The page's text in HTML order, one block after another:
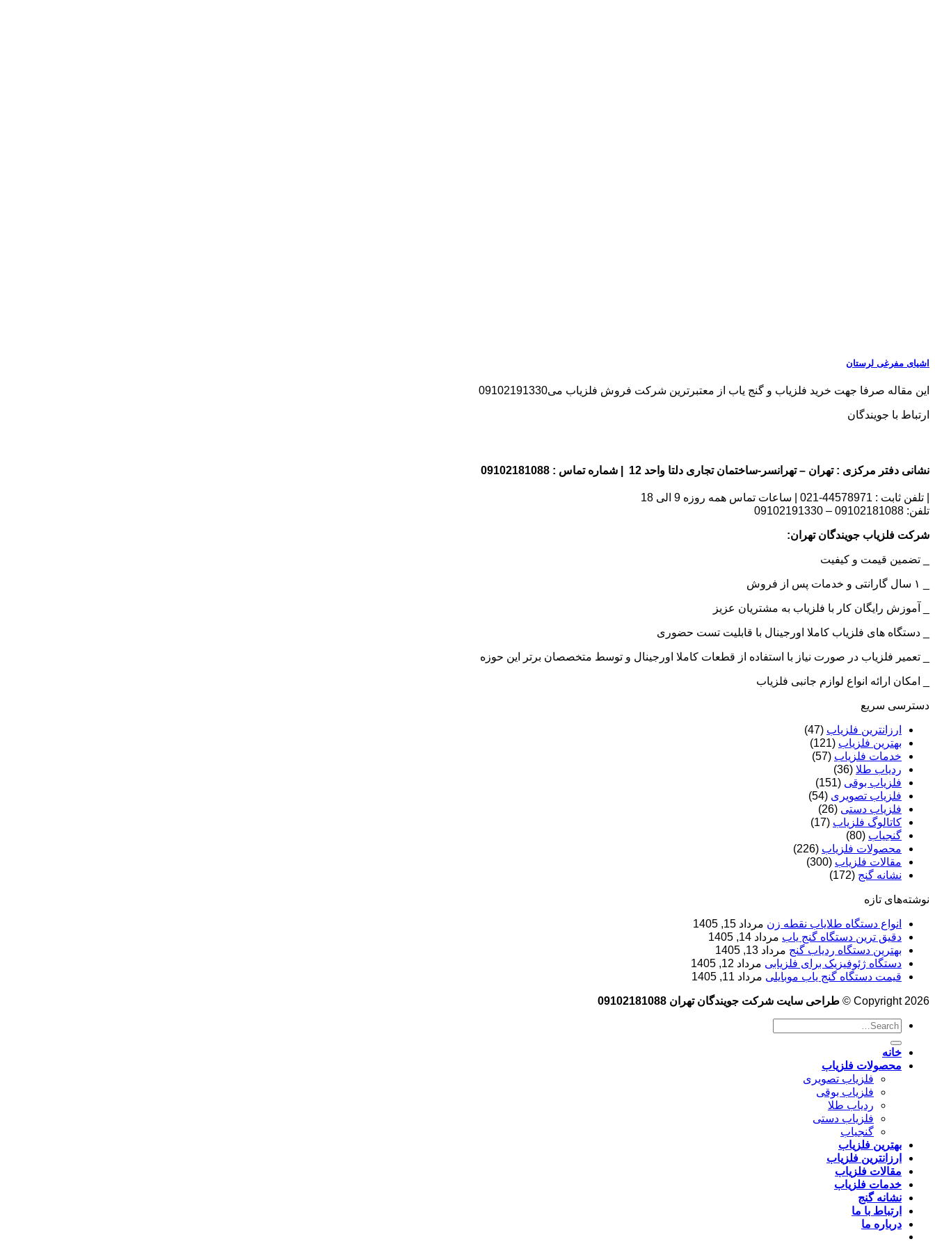
اشیای مفرغی لرستان
این مقاله صرفا جهت خرید فلزیاب و گنج یاب از معتبرترین شرکت فروش فلزیاب می09102191330
ارتباط با جویندگان
نشانی دفتر مرکزی : تهران – تهرانسر-ساختمان تجاری دلتا واحد 12 | شماره تماس : 09102181088
| تلفن ثابت : 44578971-021 | ساعات تماس همه روزه 9 الی 18
تلفن: 09102181088 – 09102191330
شرکت فلزیاب جویندگان تهران:
_ تضمین قیمت و کیفیت
_ آموزش رایگان کار با فلزیاب به مشتریان عزیز
_ دستگاه های فلزیاب کاملا اورجینال با قابلیت تست حضوری
_ تعمیر فلزیاب در صورت نیاز با استفاده از قطعات کاملا اورجینال و توسط متخصصان برتر این حوزه
_ امکان ارائه انواع لوازم جانبی فلزیاب
دسترسی سریع
ارزانترین فلزیاب (47)
بهترین فلزیاب (121)
خدمات فلزیاب (57)
ردیاب طلا (36)
فلزیاب بوقی (151)
فلزیاب تصویری (54)
فلزیاب دستی (26)
کاتالوگ فلزیاب (17)
گنجیاب (80)
محصولات فلزیاب (226)
مقالات فلزیاب (300)
نشانه گنج (172)
نوشته‌های تازه
انواع دستگاه طلایاب نقطه زن مرداد 15, 1405
دقیق ترین دستگاه گنج یاب مرداد 14, 1405
بهترین دستگاه ردیاب گنج مرداد 13, 1405
دستگاه ژئوفیزیک برای فلزیابی مرداد 12, 1405
قیمت دستگاه گنج یاب موبایلی مرداد 11, 1405
Copyright 2026 © طراحی سایت شرکت جویندگان تهران 09102181088
خانه
محصولات فلزیاب
فلزیاب تصویری
فلزیاب بوقی
ردیاب طلا
فلزیاب دستی
گنجیاب
بهترین فلزیاب
ارزانترین فلزیاب
مقالات فلزیاب
خدمات فلزیاب
نشانه گنج
ارتباط با ما
درباره ما